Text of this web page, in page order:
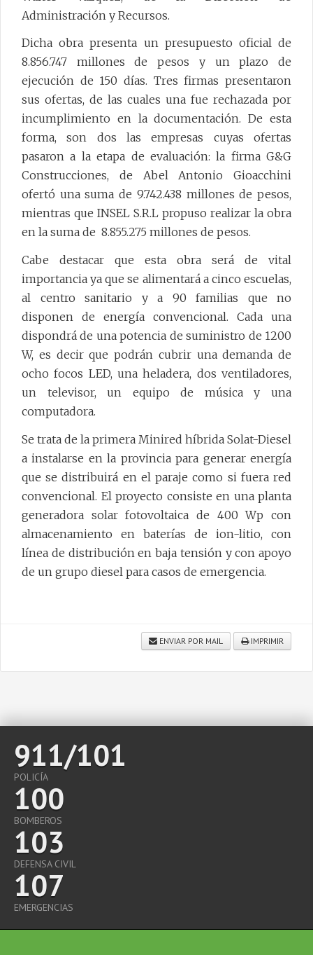
Administración y Recursos.
Dicha obra presenta un presupuesto oficial de
8.856.747 millones de pesos y un plazo de
ejecución de 150 días. Tres firmas presentaron
sus ofertas, de las cuales una fue rechazada por
incumplimiento en la documentación. De esta
forma, son dos las empresas cuyas ofertas
pasaron a la etapa de evaluación: la firma G&G
Construcciones, de Abel Antonio Gioacchini
ofertó una suma de 9.742.438 millones de pesos,
mientras que INSEL S.R.L propuso realizar la obra
en la suma de 8.855.275 millones de pesos.
Cabe destacar que esta obra será de vital
importancia ya que se alimentará a cinco escuelas,
al centro sanitario y a 90 familias que no
disponen de energía convencional. Cada una
dispondrá de una potencia de suministro de 1200
W, es decir que podrán cubrir una demanda de
ocho focos LED, una heladera, dos ventiladores,
un televisor, un equipo de música y una
computadora.
Se trata de la primera Minired híbrida Solat-Diesel
a instalarse en la provincia para generar energía
que se distribuirá en el paraje como si fuera red
convencional. El proyecto consiste en una planta
generadora solar fotovoltaica de 400 Wp con
almacenamiento en baterías de ion-litio, con
línea de distribución en baja tensión y con apoyo
de un grupo diesel para casos de emergencia.
ENVIAR POR MAIL IMPRIMIR
911/101
POLICÍA
100
BOMBEROS
103
DEFENSA CIVIL
107
EMERGENCIAS